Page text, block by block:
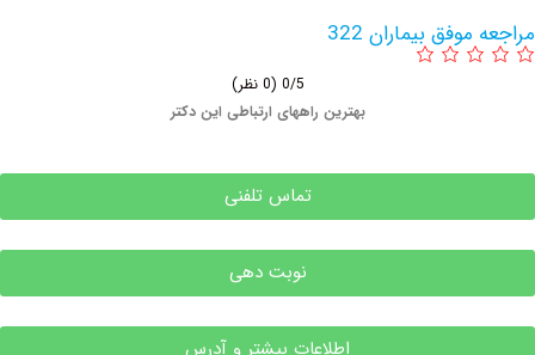
بیماران 322
بهترین راههای ارتباطی این دکتر
تماس تلفنی
نوبت دهی
اطلاعات بیشتر و آدرس